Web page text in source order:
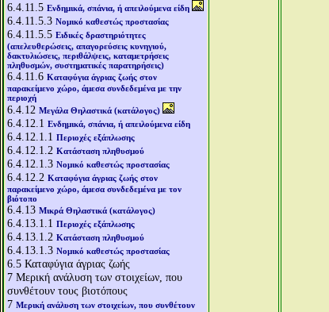
6.4.11.5 Ενδημικά, σπάνια, ή απειλούμενα είδη
6.4.11.5.3 Νομικό καθεστώς προστασίας
6.4.11.5.5 Ειδικές δραστηριότητες
(απελευθερώσεις, απαγορεύσεις κυνηγιού,
δακτυλιώσεις, περιθάλψεις, καταμετρήσεις
πληθυσμών, συστηματικές παρατηρήσεις)
6.4.11.6 Καταφύγια άγριας ζωής στον
παρακείμενο χώρο, άμεσα συνδεδεμένα με την
περιοχή
6.4.12 Μεγάλα Θηλαστικά (κατάλογος)
6.4.12.1 Ενδημικά, σπάνια, ή απειλούμενα είδη
6.4.12.1.1 Περιοχές εξάπλωσης
6.4.12.1.2 Κατάσταση πληθυσμού
6.4.12.1.3 Νομικό καθεστώς προστασίας
6.4.12.2 Καταφύγια άγριας ζωής στον
παρακείμενο χώρο, άμεσα συνδεδεμένα με τον
βιότοπο
6.4.13 Μικρά Θηλαστικά (κατάλογος)
6.4.13.1.1 Περιοχές εξάπλωσης
6.4.13.1.2 Κατάσταση πληθυσμού
6.4.13.1.3 Νομικό καθεστώς προστασίας
6.5 Καταφύγια άγριας ζωής
7 Μερική ανάλυση των στοιχείων, που
συνθέτουν τους βιοτόπους
7 Μερική ανάλυση των στοιχείων, που συνθέτουν